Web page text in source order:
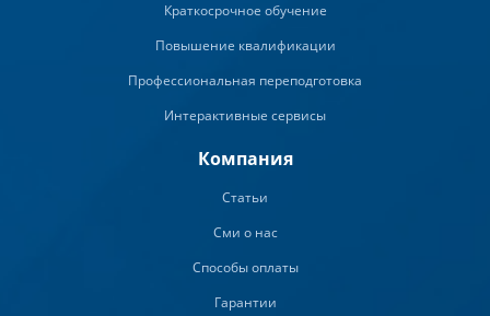
Краткосрочное обучение
Повышение квалификации
Профессиональная переподготовка
Интерактивные сервисы
Компания
Статьи
Сми о нас
Способы оплаты
Гарантии